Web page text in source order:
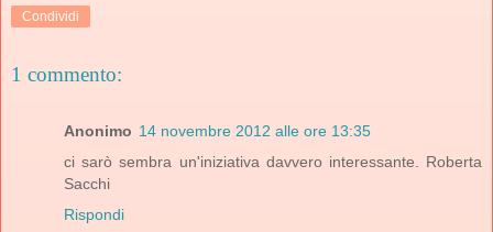
Condividi
1 commento:
Anonimo 14 novembre 2012 alle ore 13:35
ci sarò sembra un'iniziativa davvero interessante. Roberta
Sacchi
Rispondi